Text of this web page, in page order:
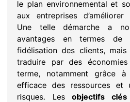
le plan environnemental et
aux entreprises
Une telle démarche a
avantages en termes de
fidélisation des clients,
traduire par des
terme, notamment grâce
efficace des ressources et
risques. Les objectifs